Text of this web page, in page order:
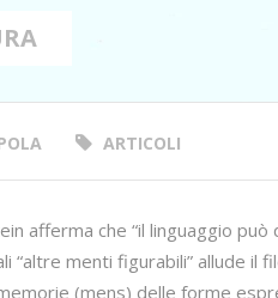
ARTICOLI
afferma che “il linguaggio
“altre menti figurabili” allude
(mens) delle forme